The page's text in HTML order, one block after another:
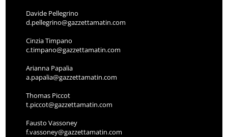
Davide Pellegrino
d.pellegrino@gazzettamatin.com
Cinzia Timpano
c.timpano@gazzettamatin.com
Arianna Papalia
a.papalia@gazzettamatin.com
Thomas Piccot
t.piccot@gazzettamatin.com
Fausto Vassoney
f.vassoney@gazzettamatin.com